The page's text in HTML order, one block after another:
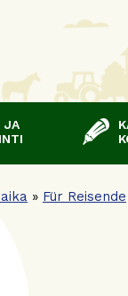
JA
» Für Reisende